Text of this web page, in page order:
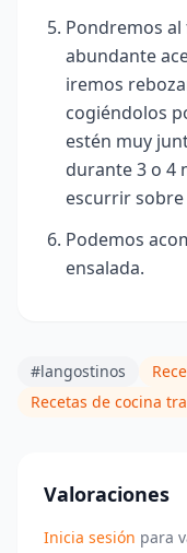
Pondremos
abundante
iremos
cogiéndolos
estén muy
durante 3 o 4
escurrir
Podemos
ensalada.
#langostinos
Recetas de cocina
Valoraciones
Inicia sesión para